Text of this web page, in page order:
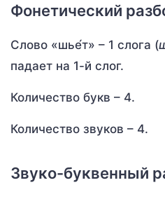
Фонетический
Слово «шье́т» – 1 слога (
падает на 1-й слог.
Количество букв – 4.
Количество звуков – 4.
Звуко-буквенный